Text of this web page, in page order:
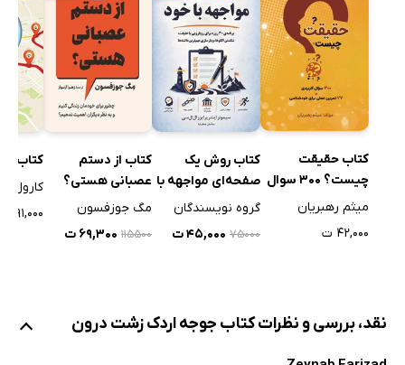
کتاب حقیقت
چیست؟ 300 سوال
برای خودشناسی
میثم رهبریان
۴۲,۰۰۰ ت
کتاب روش یک
صفحه‌ای مواجهه با
خود
گروه نویسندگان
۷۵۰۰۰ ۴۵,۰۰۰ ت
کتاب از دستم
عصبانی هستی؟
مگ جوزفسون
۱۱۵۵۰۰ ۶۹,۳۰۰ ت
کتاب
کارول
۹۱,۰۰۰ ت
نقد، بررسی و نظرات کتاب جوجه اردک زشت درون